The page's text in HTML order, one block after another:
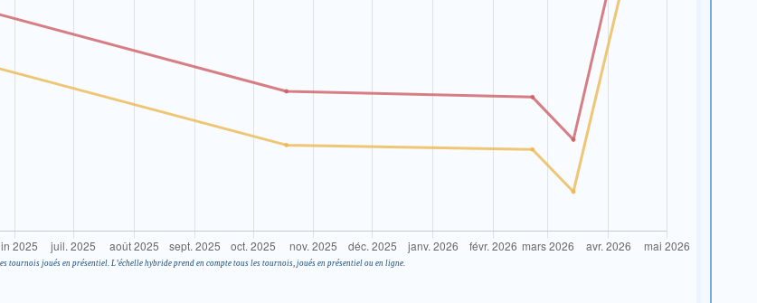
tournois joués en présentiel. L’échelle hybride prend en compte tous les tournois, joués en présentiel ou en ligne.